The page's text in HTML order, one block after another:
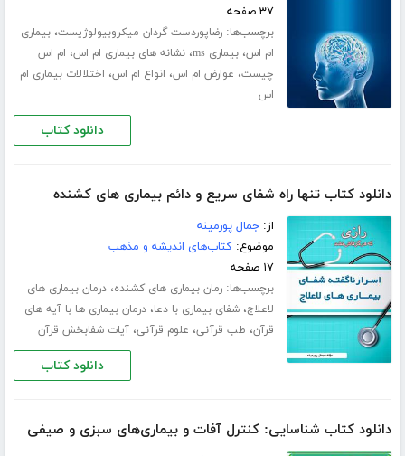
۳۷ صفحه
برچسب‌ها:رضاپوردست گردان میکروبیولوژیست،بیماری
ام اس،بیماری ms ،نشانه های بیماری ام اس، ام اس
چیست، عوارض ام اس، انواع ام اس، اختلالات بیماری ام
اس
دانلود کتاب
دانلود کتاب تنها راه شفای سریع و دائم بیماری های کشنده
از:جمال پورمینه
موضوع:کتاب‌های اندیشه و مذهب
۱۷ صفحه
برچسب‌ها:رمان بیماری های کشنده،درمان بیماری های
لاعلاج،شفای بیماری با دعا،درمان بیماری ها با آیه های
قرآن، طب قرآنی، علوم قرآنی،آیات شفابخش قرآن
دانلود کتاب
دانلود کتاب شناسایی: کنترل آفات و بیماری‌های سبزی و صیفی